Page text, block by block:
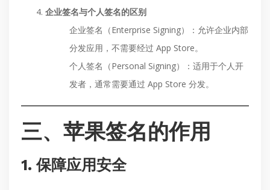
企业签名与个人签名的区别
企业签名（Enterprise Signing）：允许企业内部
分发应用，不需要经过 App Store。
个人签名（Personal Signing）：适用于个人开
发者，通常需要通过 App Store 分发。
三、苹果签名的作用
1. 保障应用安全